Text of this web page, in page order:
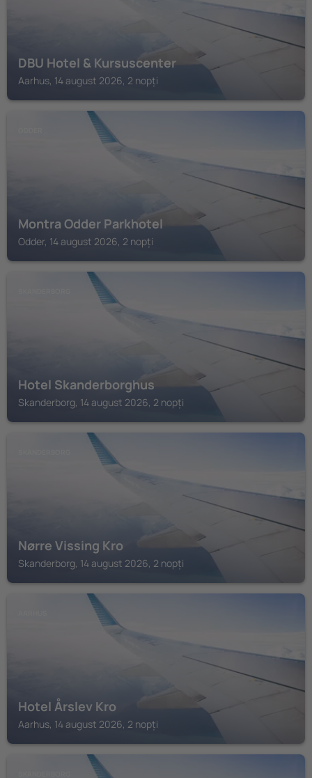
DBU Hotel & Kursuscenter
Aarhus, 14 august 2026, 2 nopți
Montra Odder Parkhotel
Odder, 14 august 2026, 2 nopți
Hotel Skanderborghus
Skanderborg, 14 august 2026, 2 nopți
Nørre Vissing Kro
Skanderborg, 14 august 2026, 2 nopți
Hotel Årslev Kro
Aarhus, 14 august 2026, 2 nopți